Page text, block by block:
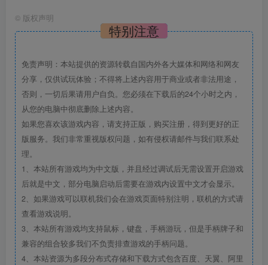
© 版权声明
特别注意
免责声明：本站提供的资源转载自国内外各大媒体和网络和网友
分享，仅供试玩体验；不得将上述内容用于商业或者非法用途，
否则，一切后果请用户自负。您必须在下载后的24个小时之内，
从您的电脑中彻底删除上述内容。
如果您喜欢该游戏内容，请支持正版，购买注册，得到更好的正
版服务。我们非常重视版权问题，如有侵权请邮件与我们联系处
理。
1、本站所有游戏均为中文版，并且经过调试后无需设置开启游戏
后就是中文，部分电脑启动后需要在游戏内设置中文才会显示。
2、如果游戏可以联机我们会在游戏页面特别注明，联机的方式请
查看游戏说明。
3、本站所有游戏均支持鼠标，键盘，手柄游玩，但是手柄牌子和
兼容的组合较多我们不负责排查游戏的手柄问题。
4、本站资源为多段分布式存储和下载方式包含百度、天翼、阿里